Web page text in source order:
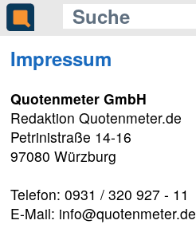
Impressum
Quotenmeter GmbH
Redaktion Quotenmeter.de
Petrinistraße 14-16
97080 Würzburg
Telefon: 0931 / 320 927 - 11
E-Mail: info@quotenmeter.de